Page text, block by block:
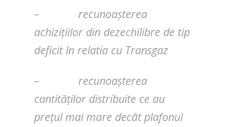
– recunoașterea
achizițiilor din dezechilibre de tip
deficit în relatia cu Transgaz
– recunoașterea
cantităților distribuite ce au
prețul mai mare decât plafonul